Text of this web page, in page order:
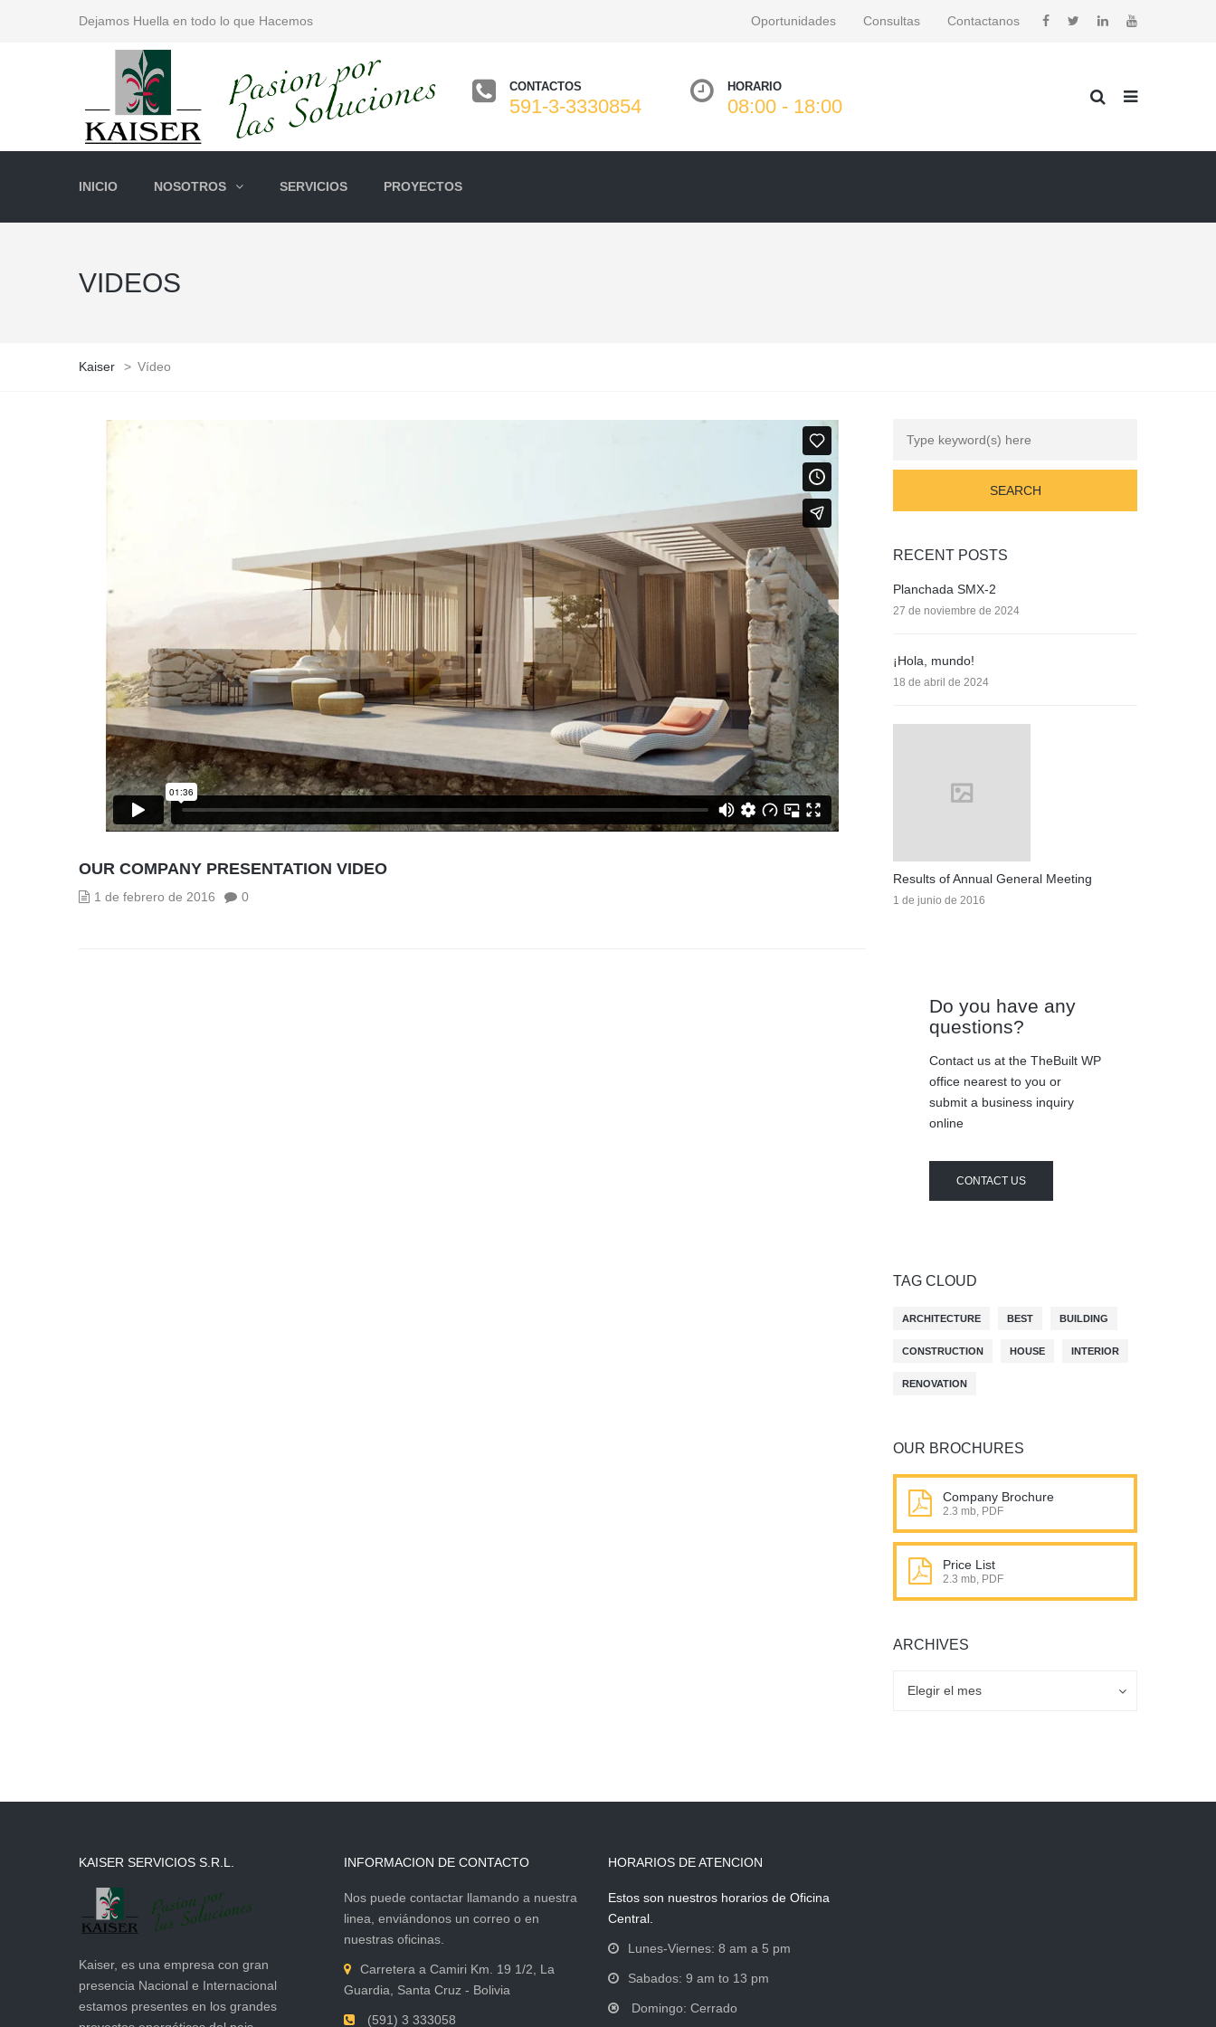
Dejamos Huella en todo lo que Hacemos Oportunidades Consultas Contactanos
CONTACTOS
591-3-3330854
HORARIO
08:00 - 18:00
INICIO NOSOTROS SERVICIOS PROYECTOS
VIDEOS
Kaiser > Vídeo
OUR COMPANY PRESENTATION VIDEO
1 de febrero de 2016 0
RECENT POSTS
Planchada SMX-2
27 de noviembre de 2024
¡Hola, mundo!
18 de abril de 2024
Results of Annual General Meeting
1 de junio de 2016
Do you have any
questions?
Contact us at the TheBuilt WP
office nearest to you or
submit a business inquiry
online
CONTACT US
TAG CLOUD
ARCHITECTURE BEST BUILDING
CONSTRUCTION HOUSE INTERIOR
RENOVATION
OUR BROCHURES
Company Brochure
2.3 mb, PDF
Price List
2.3 mb, PDF
ARCHIVES
Elegir el mes
KAISER SERVICIOS S.R.L.
Kaiser, es una empresa con gran
presencia Nacional e Internacional
estamos presentes en los grandes
INFORMACION DE CONTACTO
Nos puede contactar llamando a nuestra
linea, enviándonos un correo o en
nuestras oficinas.
Carretera a Camiri Km. 19 1/2, La
Guardia, Santa Cruz - Bolivia
(591) 3 333058
HORARIOS DE ATENCION
Estos son nuestros horarios de Oficina
Central.
Lunes-Viernes: 8 am a 5 pm
Sabados: 9 am to 13 pm
Domingo: Cerrado